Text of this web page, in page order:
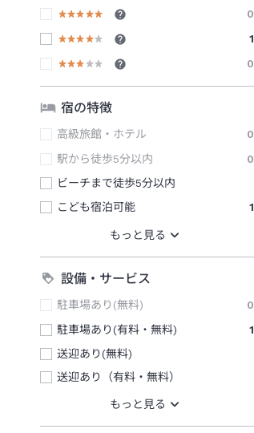
0
1
0
宿の特徴
高級旅館・ホテル
0
駅から徒歩5分以内
0
ビーチまで徒歩5分以内
こども宿泊可能
1
設備・サービス
駐車場あり(無料)
0
駐車場あり(有料・無料)
1
送迎あり(無料)
送迎あり（有料・無料）